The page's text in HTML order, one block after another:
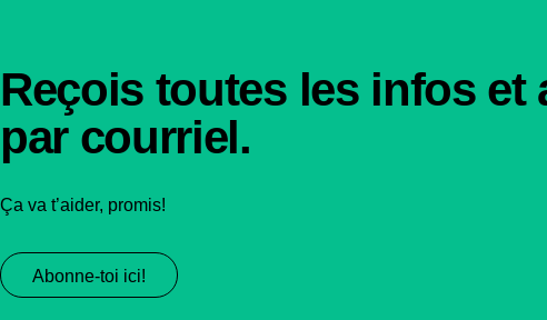
Reçois toutes les infos et
par courriel.
Ça va t’aider, promis!
Abonne-toi ici!